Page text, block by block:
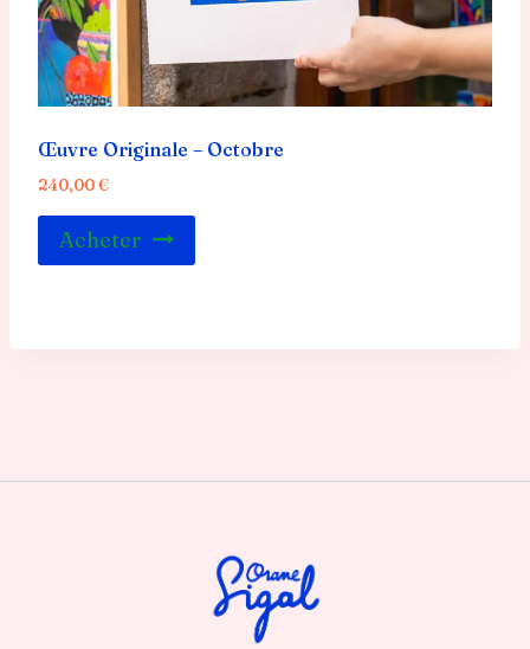
Œuvre Originale – Octobre
240,00€
Acheter